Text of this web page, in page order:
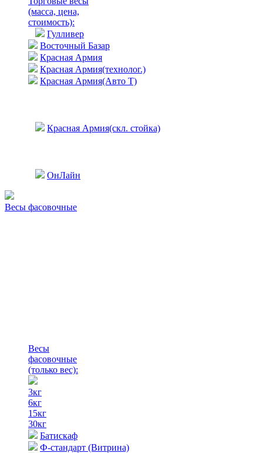
(масса, цена,
стоимость):
Гулливер
Восточный Базар
Красная Армия
Красная Армия(технолог.)
Красная Армия(Авто Т)
Красная Армия(скл. стойка)
ОнЛайн
Весы фасовочные
Весы
фасовочные
(только вес):
3кг
6кг
15кг
30кг
Батискаф
Ф-стандарт (Витрина)